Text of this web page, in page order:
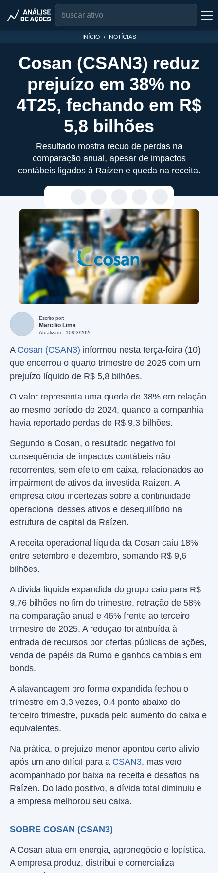
INÍCIO NOTÍCIAS
Cosan (CSAN3) reduz
prejuízo em 38% no
4T25, fechando em R$
5,8 bilhões
Resultado mostra recuo de perdas na
comparação anual, apesar de impactos
contábeis ligados à Raízen e queda na receita.
Escrito por:
Marcilio Lima
Atualizado: 10/03/2026
A Cosan (CSAN3) informou nesta terça-feira (10)
que encerrou o quarto trimestre de 2025 com um
prejuízo líquido de R$ 5,8 bilhões.
O valor representa uma queda de 38% em relação
ao mesmo período de 2024, quando a companhia
havia reportado perdas de R$ 9,3 bilhões.
Segundo a Cosan, o resultado negativo foi
consequência de impactos contábeis não
recorrentes, sem efeito em caixa, relacionados ao
impairment de ativos da investida Raízen. A
empresa citou incertezas sobre a continuidade
operacional desses ativos e desequilíbrio na
estrutura de capital da Raízen.
A receita operacional líquida da Cosan caiu 18%
entre setembro e dezembro, somando R$ 9,6
bilhões.
A dívida líquida expandida do grupo caiu para R$
9,76 bilhões no fim do trimestre, retração de 58%
na comparação anual e 46% frente ao terceiro
trimestre de 2025. A redução foi atribuída à
entrada de recursos por ofertas públicas de ações,
venda de papéis da Rumo e ganhos cambiais em
bonds.
A alavancagem pro forma expandida fechou o
trimestre em 3,3 vezes, 0,4 ponto abaixo do
terceiro trimestre, puxada pelo aumento do caixa e
equivalentes.
Na prática, o prejuízo menor apontou certo alívio
após um ano difícil para a CSAN3, mas veio
acompanhado por baixa na receita e desafios na
Raízen. Do lado positivo, a dívida total diminuiu e
a empresa melhorou seu caixa.
SOBRE COSAN (CSAN3)
A Cosan atua em energia, agronegócio e logística.
A empresa produz, distribui e comercializa